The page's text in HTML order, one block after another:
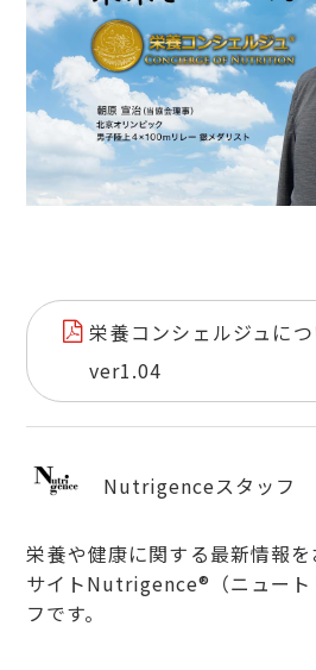
栄養コンシェルジュにつ
ver1.04
Nutrigenceスタッフ
栄養や健康に関する最新情報
サイトNutrigence®（ニュート
フです。